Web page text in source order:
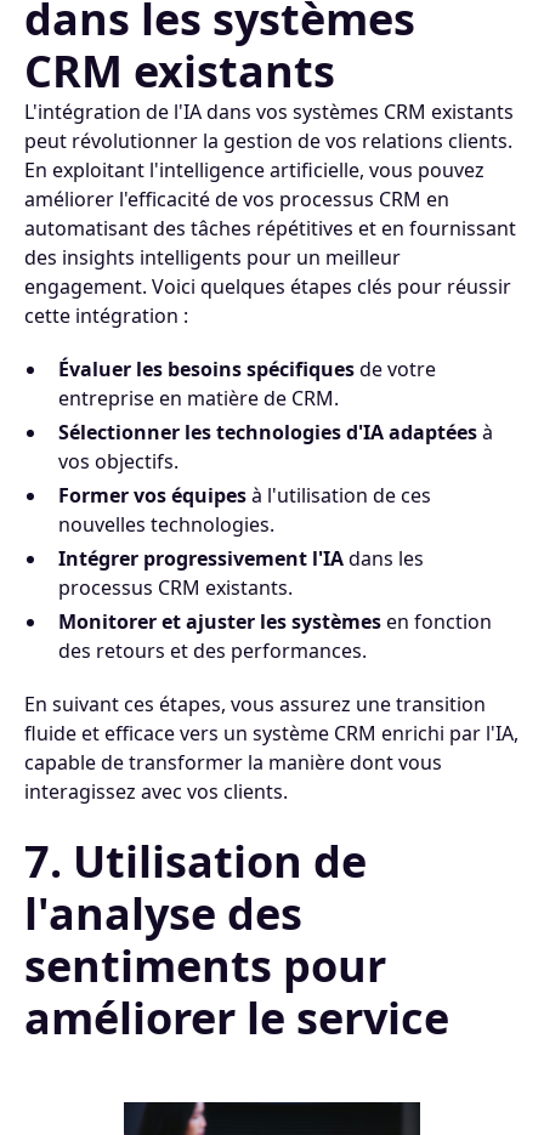
dans les systèmes
CRM existants
L'intégration de l'IA dans vos systèmes CRM existants
peut révolutionner la gestion de vos relations clients.
En exploitant l'intelligence artificielle, vous pouvez
améliorer l'efficacité de vos processus CRM en
automatisant des tâches répétitives et en fournissant
des insights intelligents pour un meilleur
engagement. Voici quelques étapes clés pour réussir
cette intégration :
Évaluer les besoins spécifiquesde votre
entreprise en matière de CRM.
Sélectionner les technologies d'IA adaptéesà
vos objectifs.
Former vos équipesà l'utilisation de ces
nouvelles technologies.
Intégrer progressivement l'IAdans les
processus CRM existants.
Monitorer et ajuster les systèmesen fonction
des retours et des performances.
En suivant ces étapes, vous assurez une transition
fluide et efficace vers un système CRM enrichi par l'IA,
capable de transformer la manière dont vous
interagissez avec vos clients.
7. Utilisation de
l'analyse des
sentiments pour
améliorer le service